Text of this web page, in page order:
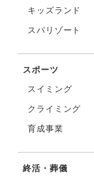
キッズランド
スパリゾート
スポーツ
スイミング
クライミング
育成事業
終活・葬儀